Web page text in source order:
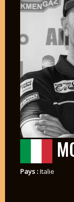
Pays :Italie